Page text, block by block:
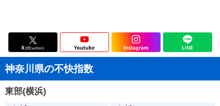
神奈川県の不快指数
東部(横浜)